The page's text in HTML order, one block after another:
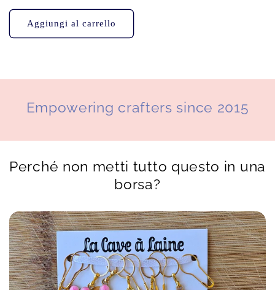
di
listino
Aggiungi al carrello
Empowering crafters since 2015
Perché non metti tutto questo in una
borsa?